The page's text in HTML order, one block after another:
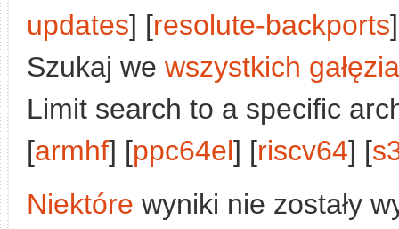
updates] [resolute-backports
Szukaj we wszystkich
Limit search to a specific
[armhf] [ppc64el] [riscv64] [
Niektóre wyniki nie zostały